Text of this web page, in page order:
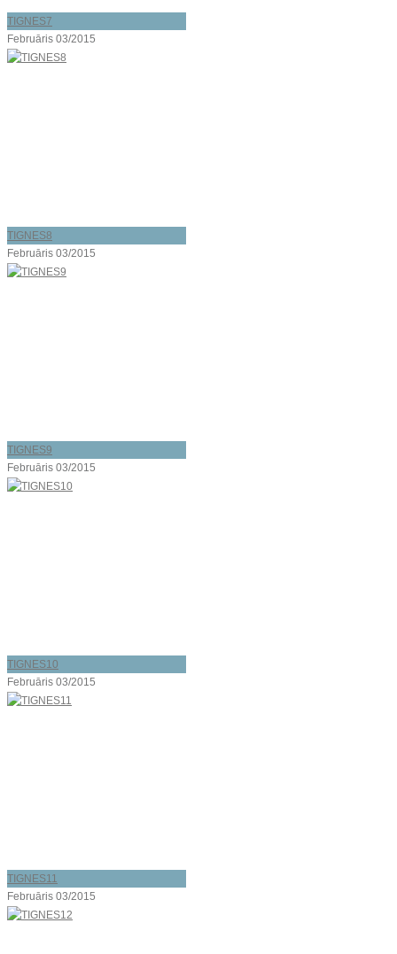
TIGNES7
Februāris 03/2015
TIGNES8
Februāris 03/2015
TIGNES9
Februāris 03/2015
TIGNES10
Februāris 03/2015
TIGNES11
Februāris 03/2015